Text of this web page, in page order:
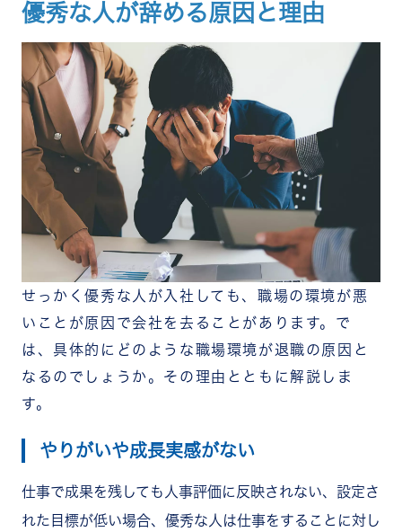
優秀な人が辞める原因と理由
せっかく優秀な人が入社しても、職場の環境が悪
いことが原因で会社を去ることがあります。で
は、具体的にどのような職場環境が退職の原因と
なるのでしょうか。その理由とともに解説しま
す。
やりがいや成長実感がない
仕事で成果を残しても人事評価に反映されない、設定さ
れた目標が低い場合、優秀な人は仕事をすることに対し